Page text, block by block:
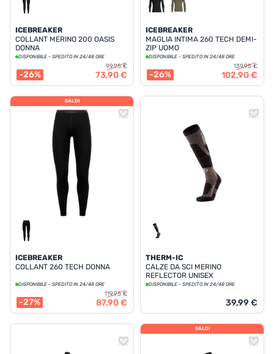
ICEBREAKER
COLLANT MERINO 200 OASIS
DONNA
DISPONIBILE - SPEDITO IN 24/48 ORE
-26%
99,95 €
73,90 €
ICEBREAKER
MAGLIA INTIMA 260 TECH DEMI-
ZIP UOMO
DISPONIBILE - SPEDITO IN 24/48 ORE
-26%
139,95 €
102,90 €
SALDI
ICEBREAKER
COLLANT 260 TECH DONNA
DISPONIBILE - SPEDITO IN 24/48 ORE
-27%
119,95 €
87,90 €
THERM-IC
CALZE DA SCI MERINO
REFLECTOR UNISEX
DISPONIBILE - SPEDITO IN 24/48 ORE
39,99 €
SALDI